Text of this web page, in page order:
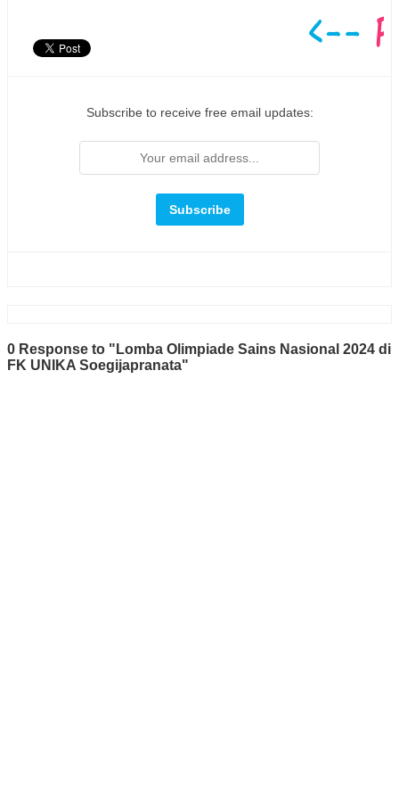
Subscribe to receive free email updates:
0 Response to "Lomba Olimpiade Sains Nasional 2024 di
FK UNIKA Soegijapranata"